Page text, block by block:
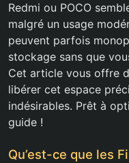
Redmi ou POCO
malgré un usage
peuvent parfois
stockage sans que
Cet article vous offre
libérer cet espace
indésirables. Prêt à
guide !
Qu’est-ce que les